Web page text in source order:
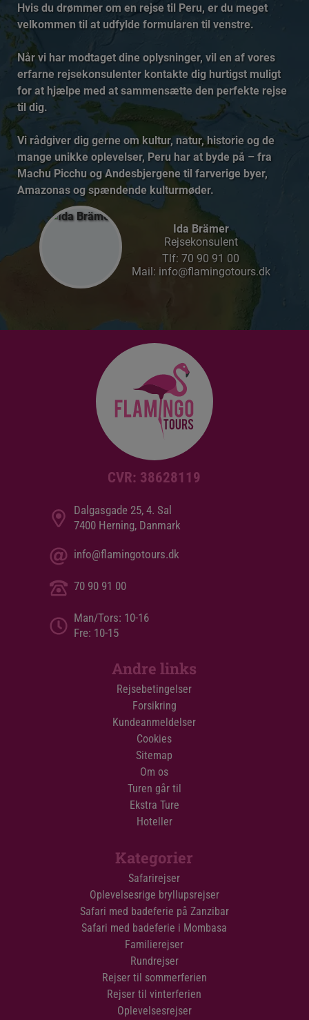
Hvis du drømmer om en rejse til Peru, er du meget
velkommen til at udfylde formularen til venstre.
Når vi har modtaget dine oplysninger, vil en af vores
erfarne rejsekonsulenter kontakte dig hurtigst muligt
for at hjælpe med at sammensætte den perfekte rejse
til dig.
Vi rådgiver dig gerne om kultur, natur, historie og de
mange unikke oplevelser, Peru har at byde på – fra
Machu Picchu og Andesbjergene til farverige byer,
Amazonas og spændende kulturmøder.
Ida Brämer
Rejsekonsulent
Tlf: 70 90 91 00
Mail: info@flamingotours.dk
CVR: 38628119
Dalgasgade 25, 4. Sal
7400 Herning, Danmark
info@flamingotours.dk
70 90 91 00
Man/Tors: 10-16
Fre: 10-15
Andre links
Rejsebetingelser
Forsikring
Kundeanmeldelser
Cookies
Sitemap
Om os
Turen går til
Ekstra Ture
Hoteller
Kategorier
Safarirejser
Oplevelsesrige bryllupsrejser
Safari med badeferie på Zanzibar
Safari med badeferie i Mombasa
Familierejser
Rundrejser
Rejser til sommerferien
Rejser til vinterferien
Oplevelsesrejser